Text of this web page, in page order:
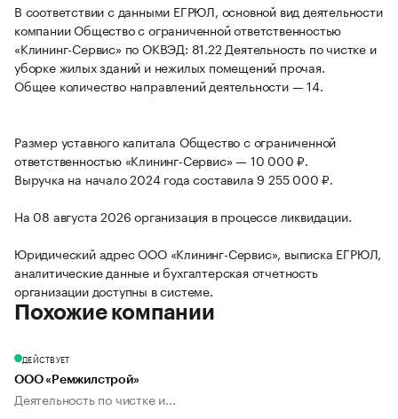
В соответствии с данными ЕГРЮЛ, основной вид деятельности
компании Общество с ограниченной ответственностью
«Клининг-Сервис» по ОКВЭД: 81.22 Деятельность по чистке и
уборке жилых зданий и нежилых помещений прочая.
Общее количество направлений деятельности — 14.
Размер уставного капитала Общество с ограниченной
ответственностью «Клининг-Сервис» — 10 000 ₽.
Выручка на начало 2024 года составила 9 255 000 ₽.
На 08 августа 2026 организация в процессе ликвидации.
Юридический адрес ООО «Клининг-Сервис», выписка ЕГРЮЛ,
аналитические данные и бухгалтерская отчетность
организации доступны в системе.
Похожие компании
ДЕЙСТВУЕТ
ООО «Ремжилстрой»
Деятельность по чистке и...